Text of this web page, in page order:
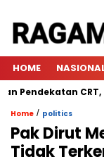
HOME
CRT,
Home / politics
Pak Dirut
Tidak